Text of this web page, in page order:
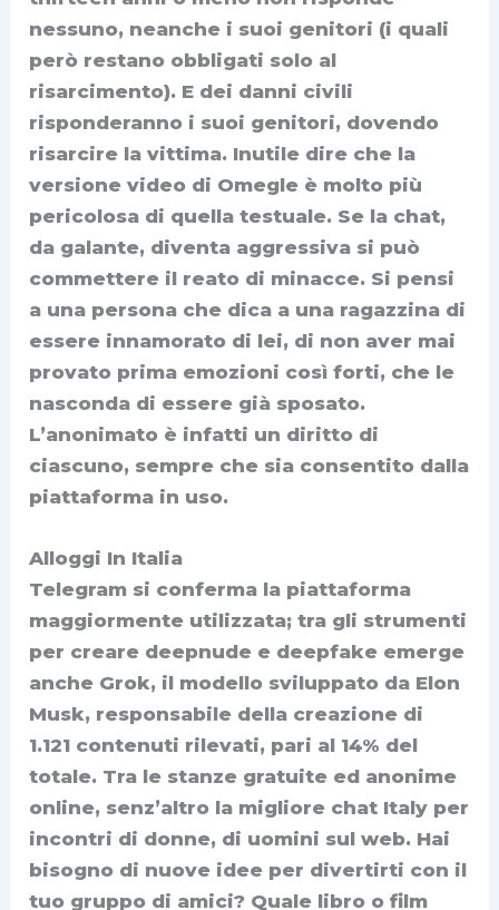
nessuno, neanche i suoi genitori (i quali
però restano obbligati solo al
risarcimento). E dei danni civili
risponderanno i suoi genitori, dovendo
risarcire la vittima. Inutile dire che la
versione video di Omegle è molto più
pericolosa di quella testuale. Se la chat,
da galante, diventa aggressiva si può
commettere il reato di minacce. Si pensi
a una persona che dica a una ragazzina di
essere innamorato di lei, di non aver mai
provato prima emozioni così forti, che le
nasconda di essere già sposato.
L’anonimato è infatti un diritto di
ciascuno, sempre che sia consentito dalla
piattaforma in uso.
Alloggi In Italia
Telegram si conferma la piattaforma
maggiormente utilizzata; tra gli strumenti
per creare deepnude e deepfake emerge
anche Grok, il modello sviluppato da Elon
Musk, responsabile della creazione di
1.121 contenuti rilevati, pari al 14% del
totale. Tra le stanze gratuite ed anonime
online, senz’altro la migliore chat Italy per
incontri di donne, di uomini sul web. Hai
bisogno di nuove idee per divertirti con il
tuo gruppo di amici? Quale libro o film